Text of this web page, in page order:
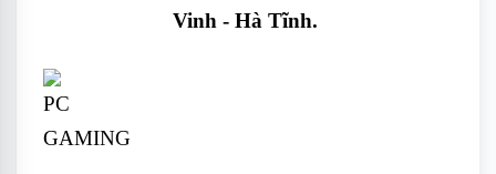
Vinh - Hà Tĩnh.